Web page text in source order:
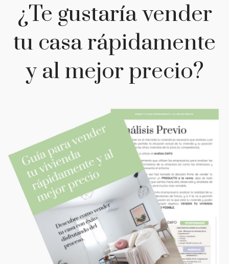
¿Te gustaría vender
tu casa rápidamente
y al mejor precio?